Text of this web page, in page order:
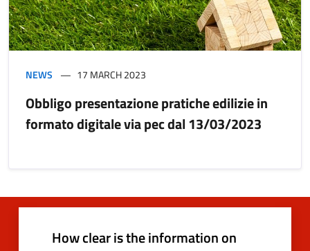
NEWS 17 MARCH 2023
Obbligo presentazione pratiche edilizie in
formato digitale via pec dal 13/03/2023
How clear is the information on